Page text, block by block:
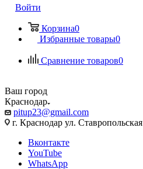
Войти
Корзина0
Избранные товары0
Сравнение товаров0
Ваш город
Краснодар
pitup23@gmail.com
г. Краснодар ул.
Вконтакте
YouTube
WhatsApp